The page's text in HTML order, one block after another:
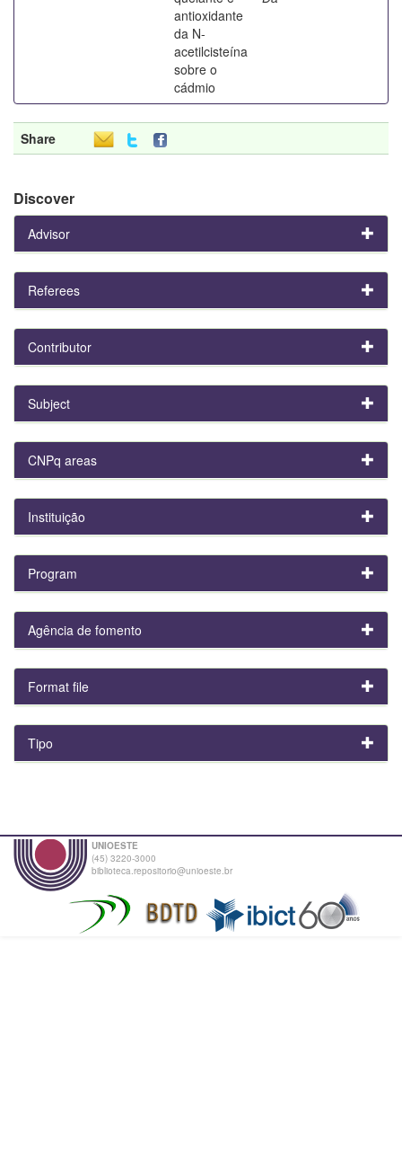
antioxidante
da N-
acetilcisteína
sobre o
cádmio
Share
Discover
Advisor
Referees
Contributor
Subject
CNPq areas
Instituição
Program
Agência de fomento
Format file
Tipo
UNIOESTE
(45) 3220-3000
biblioteca.repositorio@unioeste.br